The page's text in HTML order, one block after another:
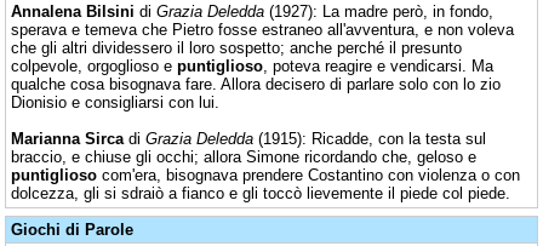
Annalena Bilsini di Grazia Deledda (1927): La madre però, in fondo,
sperava e temeva che Pietro fosse estraneo all'avventura, e non voleva
che gli altri dividessero il loro sospetto; anche perché il presunto
colpevole, orgoglioso e puntiglioso , poteva reagire e vendicarsi. Ma
qualche cosa bisognava fare. Allora decisero di parlare solo con lo zio
Dionisio e consigliarsi con lui.
Marianna Sirca di Grazia Deledda (1915): Ricadde, con la testa sul
braccio, e chiuse gli occhi; allora Simone ricordando che, geloso e
puntiglioso com'era, bisognava prendere Costantino con violenza o con
dolcezza, gli si sdraiò a fianco e gli toccò lievemente il piede col piede.
Giochi di Parole